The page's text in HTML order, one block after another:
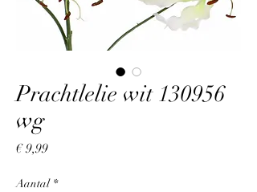
Prachtlelie wit 130956
wg
€ 9,99Prijs
Aantal *